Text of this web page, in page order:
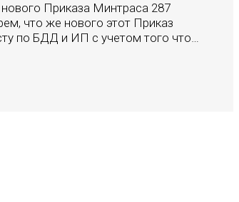
нового Приказа Минтраса 287
что же нового этот Приказ
по БДД и ИП с учетом того что…